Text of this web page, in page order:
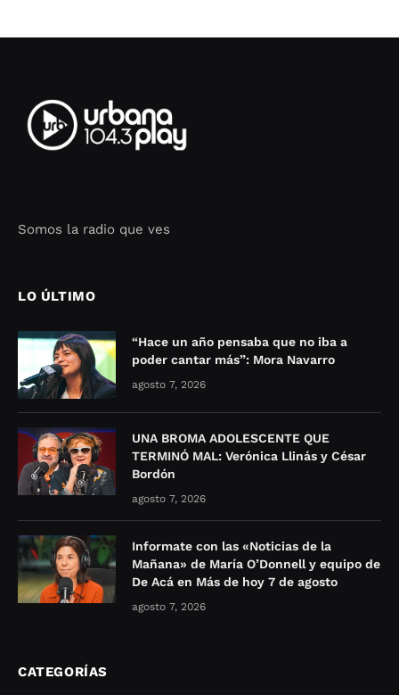
Somos la radio que ves
LO ÚLTIMO
“Hace un año pensaba que no iba a
poder cantar más”: Mora Navarro
agosto 7, 2026
UNA BROMA ADOLESCENTE QUE
TERMINÓ MAL: Verónica Llinás y César
Bordón
agosto 7, 2026
Informate con las «Noticias de la
Mañana» de María O’Donnell y equipo de
De Acá en Más de hoy 7 de agosto
agosto 7, 2026
CATEGORÍAS